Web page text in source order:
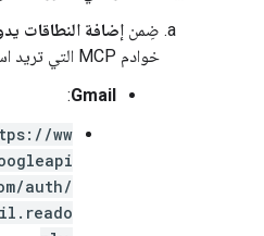
ضِمن إضافة النطاقات
خوادم MCP التي تريد استخدامها:
Gmail
:
ww
auth/